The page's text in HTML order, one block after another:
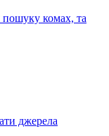
пошуку комах, та
джерела